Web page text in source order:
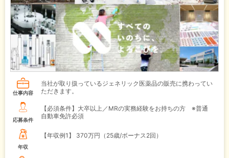
仕事内容
当社が取り扱っているジェネリック医薬品の販売に携わってい
ただきます。
応募条件
【必須条件】大卒以上／MRの実務経験をお持ちの方 ※普通
自動車免許必須
年収
【年収例1】 370万円（25歳/ボーナス2回）